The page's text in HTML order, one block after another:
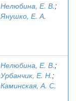
Нелюбина, Е. В.;
Янушко, Е. А.
Нелюбина, Е. В.;
Урбанчик, Е. Н.;
Каминская, А. С.